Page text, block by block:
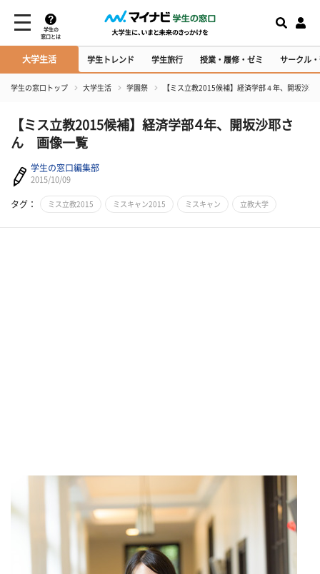
学生の
窓口とは
大学生活 学生トレンド 学生旅行 授業・履修・ゼミ サークル
学生の窓口トップ 大学生活 学園祭 【ミス立教2015候補】経済学部４年、開坂沙
【ミス立教2015候補】経済学部４年、開坂沙耶さ
ん 画像一覧
学生の窓口編集部
2015/10/09
タグ： ミス立教2015 ミスキャン2015 ミスキャン 立教大学